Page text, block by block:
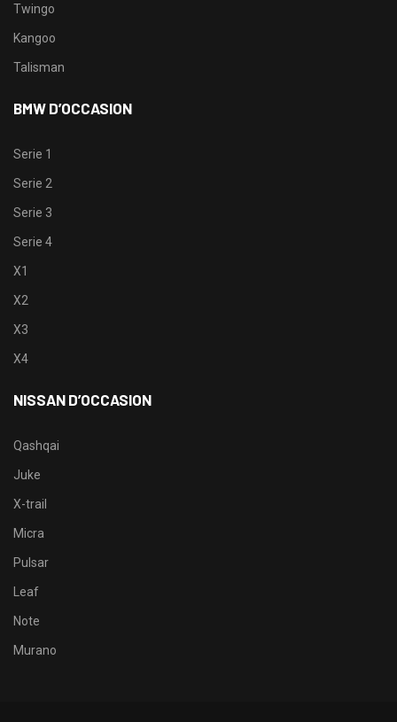
Twingo
Kangoo
Talisman
BMW D’OCCASION
Serie 1
Serie 2
Serie 3
Serie 4
X1
X2
X3
X4
NISSAN D’OCCASION
Qashqai
Juke
X-trail
Micra
Pulsar
Leaf
Note
Murano